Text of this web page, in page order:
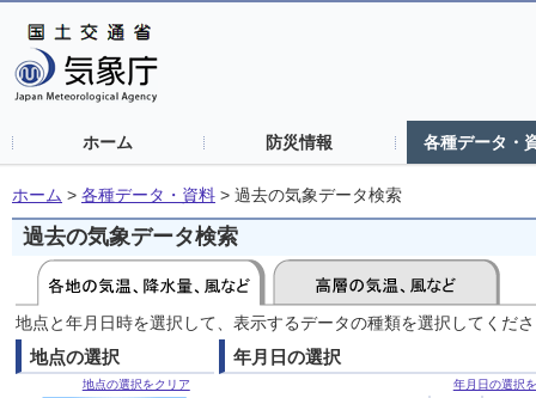
ホーム 防災情報 各種データ・
ホーム > 各種データ・資料 > 過去の気象データ検索
過去の気象データ検索
地点と年月日時を選択して、表示するデータの種類を選択してくだ
地点の選択
地点の選択をクリア
年月日の選択
年月日の選択